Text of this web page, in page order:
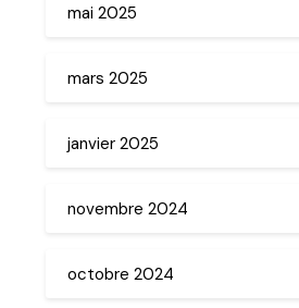
mai 2025
mars 2025
janvier 2025
novembre 2024
octobre 2024